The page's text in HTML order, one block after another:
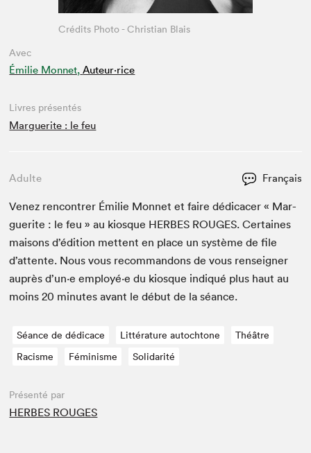
Avec
Émilie Monnet, Auteur·rice
Crédits Photo - Christian Blais
Livres présentés
Marguerite : le feu
Adulte Français
Venez ren­con­tr­er Émi­lie Mon­net et faire dédi­cac­er « Mar­
guerite : le feu » au kiosque HERBES ROUGES. Cer­taines
maisons d’édi­tion met­tent en place un sys­tème de file
d’at­tente. Nous vous recom­man­dons de vous ren­seign­er
auprès d’un·e employé·e du kiosque indiqué plus haut au
moins20 min­utes avant le début de la séance.
Séance de dédicace Littérature autochtone
Théâtre
Racisme
Féminisme Solidarité
Présenté par
HERBES ROUGES